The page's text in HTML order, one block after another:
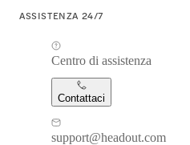
ASSISTENZA 24/7
Centro di assistenza
Contattaci
support@headout.com